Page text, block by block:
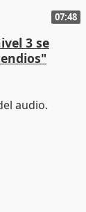
07:48
3 se